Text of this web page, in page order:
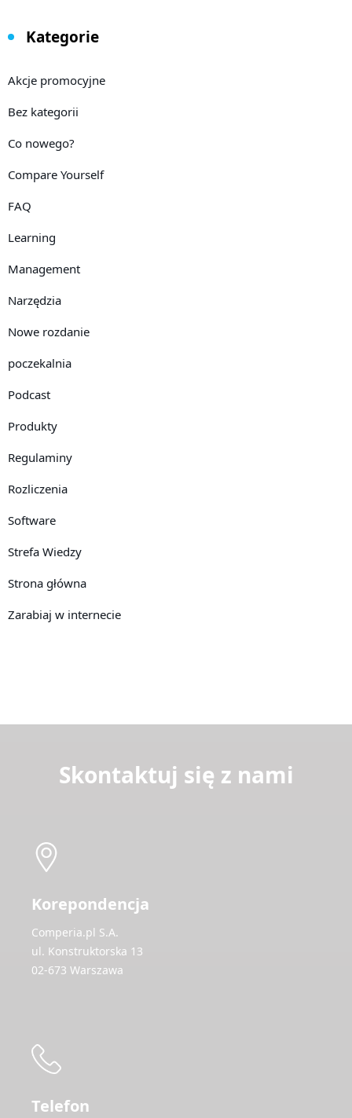
Kategorie
Akcje promocyjne
Bez kategorii
Co nowego?
Compare Yourself
FAQ
Learning
Management
Narzędzia
Nowe rozdanie
poczekalnia
Podcast
Produkty
Regulaminy
Rozliczenia
Software
Strefa Wiedzy
Strona główna
Zarabiaj w internecie
Skontaktuj się z nami
Korepondencja
Comperia.pl S.A.
ul. Konstruktorska 13
02-673 Warszawa
Telefon